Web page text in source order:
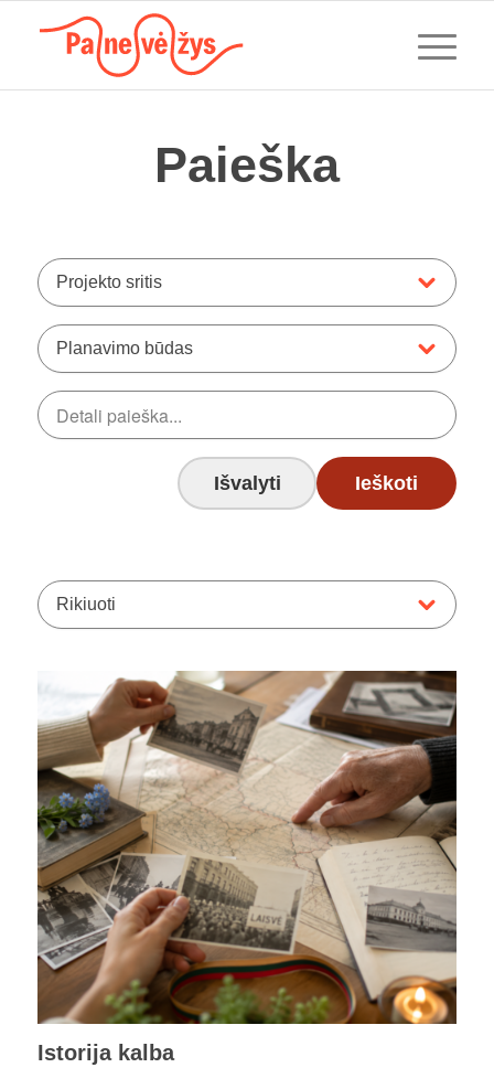
Paieška
Projekto sritis
Planavimo būdas
Išvalyti Ieškoti
Rikiuoti
Istorija kalba